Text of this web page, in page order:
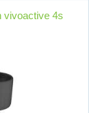
vivoactive 4s